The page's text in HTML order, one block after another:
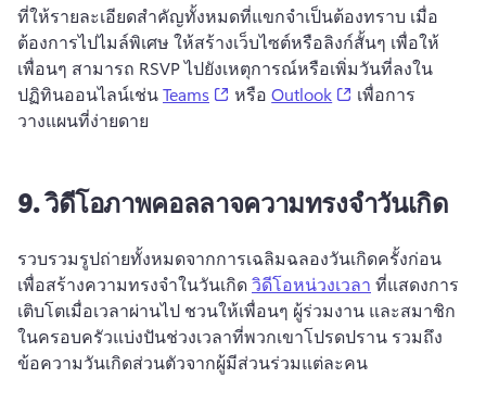
ที่ให้รายละเอียดสำคัญทั้งหมดที่แขกจำเป็นต้องทราบ เมื่อ
ต้องการไปไมล์พิเศษ ให้สร้างเว็บไซต์หรือลิงก์สั้นๆ เพื่อให้
เพื่อนๆ สามารถ RSVP ไปยังเหตุการณ์หรือเพิ่มวันที่ลงใน
ปฏิทินออนไลน์เช่น Teams (opens in a new tab)
หรือ Outlook (opens in a new
เพื่อการ
วางแผนที่ง่ายดาย
9.วิดีโอภาพคอลลาจความทรงจำวันเกิด
รวบรวมรูปถ่ายทั้งหมดจากการเฉลิมฉลองวันเกิดครั้งก่อน
เพื่อสร้างความทรงจําในวันเกิด วิดีโอหน่วงเวลา ที่แสดงการ
เติบโตเมื่อเวลาผ่านไป ชวนให้เพื่อนๆ ผู้ร่วมงาน และสมาชิก
ในครอบครัวแบ่งปันช่วงเวลาที่พวกเขาโปรดปราน รวมถึง
ข้อความวันเกิดส่วนตัวจากผู้มีส่วนร่วมแต่ละคน